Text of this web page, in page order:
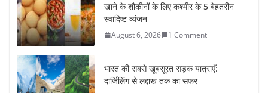
भारत की सबसे खूबसूरत सड़क यात्राएँ:
दार्जिलिंग से लद्दाख तक का सफर
August 5, 2026 0 Comments
उत्तर प्रदेश के चार प्रमुख पर्यटन स्थल: ताज
महल, वाराणसी, लखनऊ, प्रयागराज और इनके